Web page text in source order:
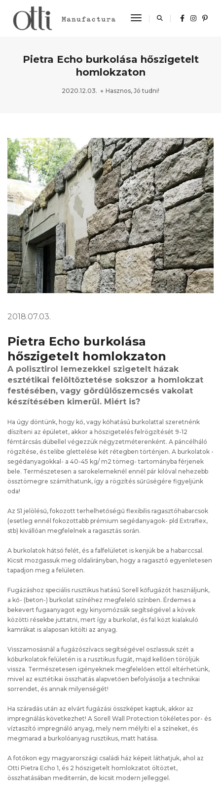
Toggle Navigation
Pietra Echo burkolása hőszigetelt
homlokzaton
2020.12.03. Hasznos, Jó tudni!
2018.07.03.
Pietra Echo burkolása
hőszigetelt homlokzaton
A polisztirol lemezekkel szigetelt házak
esztétikai felöltöztetése sokszor a homlokzat
festésében, vagy gördülőszemcsés vakolat
készítésében kimerül. Miért is?
Ha úgy döntünk, hogy kő, vagy kőhatású burkolattal szeretnénk
díszíteni az épületet, akkor a hőszigetelés felrögzítését 9-12
fémtárcsás dübellel végezzük négyzetméterenként. A páncélháló
rögzítése, és telibe glettelése két rétegben történjen. A burkolatok -
segédanyagokkal- a 40-45 kg/ m2 tömeg- tartományba férjenek
bele. Természetesen a sarokelemeknél ennél pár kilóval nehezebb
össztömegre számíthatunk, így a rögzítés sűrűségére figyeljünk
oda!
Az S1 jelölésű, fokozott terhelhetőségű flexibilis ragasztóhabarcsok
(esetleg ennél fokozottabb prémium segédanyagok- pld Extraflex,
stb) kivállóan megfelelnek a ragasztás során.
A burkolatok hátsó felét, és a falfelületet is kenjük be a habarccsal.
Kicsit mozgassuk meg oldalirányban, hogy a ragasztó egyenletesen
tapadjon meg a felületen.
Fugázáshoz speciális rusztikus hatású Sorell kőfugázót használjunk,
a kő- (beton-) burkolat színéhez megfelelő színben. Érdemes a
bekevert fugaanyagot egy kinyomózsák segítségével a kövek
közötti résekbe juttatni, mert így a burkolat, és fal közt kialakuló
kamrákat is alaposan kitölti az anyag.
Visszamosásnál a fugázószívacs segítségével oszlassuk szét a
kőburkolatok felületén is a rusztikus fugát, majd kellően töröljük
vissza. Természetesen igényeknek megfelelően ettől eltérhetünk,
mivel az esztétikai összhatás alapvetően befolyásolja a technikai
sorrendet, és annak milyenségét!
Ha száradás után az elvárt fugázási összképet kaptuk, akkor az
impregnálás következhet! A Sorell Wall Protection tökéletes por- és
víztaszító impregnáló anyag, mely nem mélyíti el a színeket, és
megmarad a burkolóanyag rusztikus, matt hatása.
A fotókon egy magyarországi családi ház képeit láthatjuk, ahol az
Otti Pietra Echo 1, és 2 hőszigetelt homlokzatot öltöztet,
összhatásában mediterrán, de kicsit modern jelleggel.